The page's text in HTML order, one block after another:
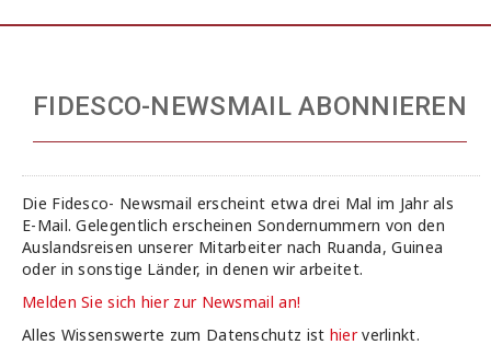
FIDESCO-NEWSMAIL ABONNIEREN
Die Fidesco- Newsmail erscheint etwa drei Mal im Jahr als
E-Mail. Gelegentlich erscheinen Sondernummern von den
Auslandsreisen unserer Mitarbeiter nach Ruanda, Guinea
oder in sonstige Länder, in denen wir arbeitet.
Melden Sie sich hier zur Newsmail an!
Alles Wissenswerte zum Datenschutz ist hierverlinkt.